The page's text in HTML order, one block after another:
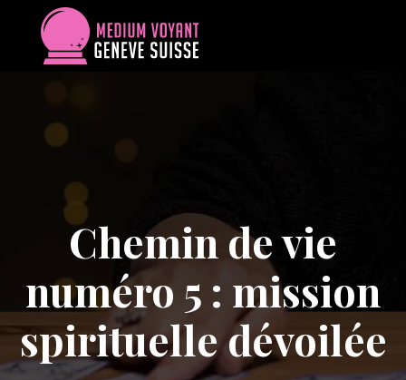
Chemin de vie
numéro 5 : mission
spirituelle dévoilée